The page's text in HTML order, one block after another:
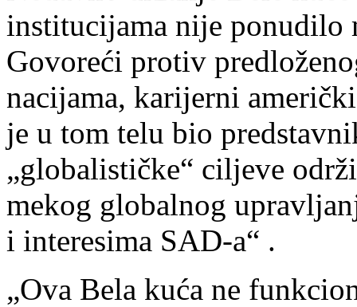
institucijama nije ponudilo
Govoreći protiv
nacijama, karijerni
je u tom telu bio
„globalističke“ ciljeve
mekog globalnog
i interesima SAD-a“ .
„Ova Bela kuća ne